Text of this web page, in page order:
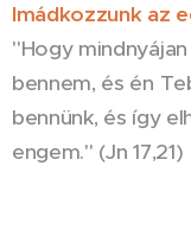
Imádkozzunk az
"Hogy
bennem, és én
bennünk, és így
engem." (Jn 17,21)